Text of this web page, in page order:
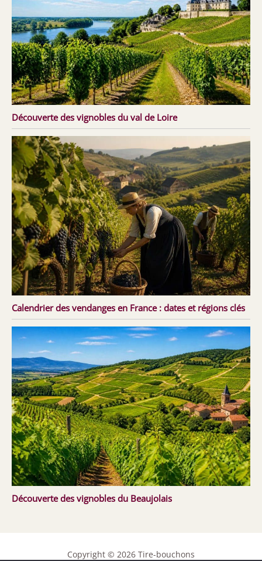
Découverte des vignobles du val de Loire
Calendrier des vendanges en France : dates et régions clés
Découverte des vignobles du Beaujolais
Copyright © 2026 Tire-bouchons